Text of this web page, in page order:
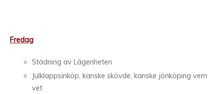
Fredag
Städning av Lägenheten
Julklappsinköp, kanske skövde, kanske jönköping vem
vet